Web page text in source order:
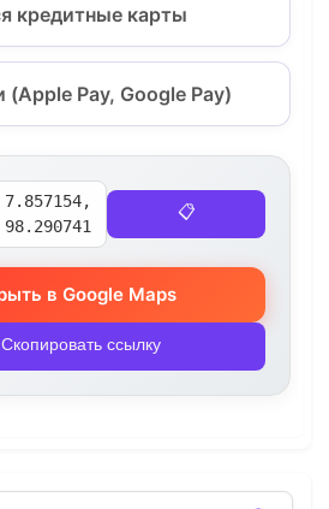
кредитные карты
(Apple Pay, Google Pay)
7.857154,
98.290741
📋
в Google Maps
ссылку